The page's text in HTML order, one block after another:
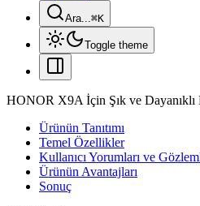
Ara...⌘K
Toggle theme
HONOR X9A İçin Şık ve Dayanıklı
Ürünün Tanıtımı
Temel Özellikler
Kullanıcı Yorumları ve
Ürünün Avantajları
Sonuç